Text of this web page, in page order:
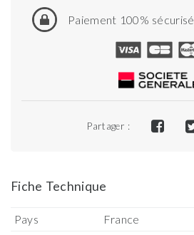
Paiement 100% sécurisé
Partager :
Fiche Technique
Pays
France